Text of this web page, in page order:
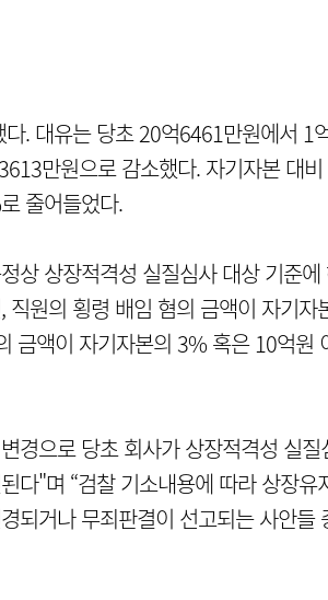
. 대유는 당초 20억6461만원에서 1
만원으로 감소했다. 자기자본 대
줄어들었다.
상 상장적격성 실질심사 대상 기준
직원의 횡령 배임 혐의 금액이 자기
금액이 자기자본의 3% 혹은 10억원
경으로 당초 회사가 상장적격성 실
다"며 “검찰 기소내용에 따라 상장
되거나 무죄판결이 선고되는 사안들